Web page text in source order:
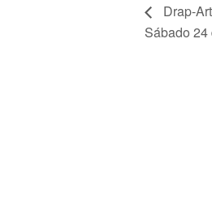
Drap-
Sábado